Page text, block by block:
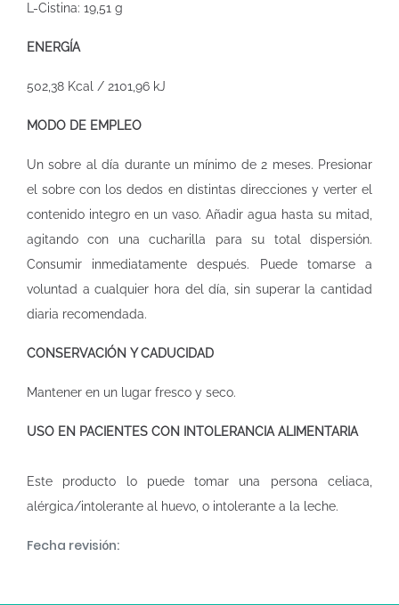
L-Cistina: 19,51 g
ENERGÍA
502,38 Kcal / 2101,96 kJ
MODO DE EMPLEO
Un sobre al día durante un mínimo de 2 meses. Presionar
el sobre con los dedos en distintas direcciones y verter el
contenido integro en un vaso. Añadir agua hasta su mitad,
agitando con una cucharilla para su total dispersión.
Consumir inmediatamente después. Puede tomarse a
voluntad a cualquier hora del día, sin superar la cantidad
diaria recomendada.
CONSERVACIÓN Y CADUCIDAD
Mantener en un lugar fresco y seco.
USO EN PACIENTES CON INTOLERANCIA ALIMENTARIA
Este producto lo puede tomar una persona celiaca,
alérgica/intolerante al huevo, o intolerante a la leche.
Fecha revisión: